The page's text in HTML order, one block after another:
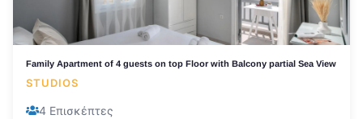
Family Apartment of 4 guests on top Floor with Balcony partial Sea View
STUDIOS
4 Επισκέπτες